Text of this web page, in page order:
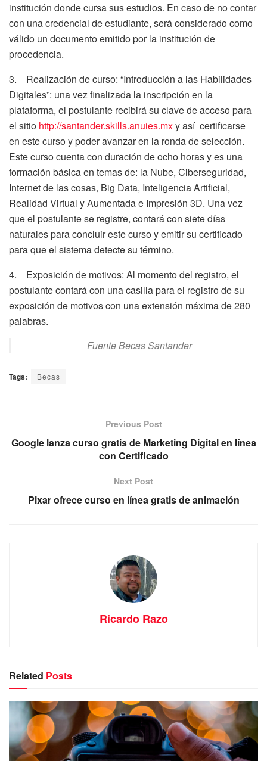
institución donde cursa sus estudios. En caso de no contar
con una credencial de estudiante, será considerado como
válido un documento emitido por la institución de
procedencia.
3. Realización de curso: “Introducción a las Habilidades
Digitales”: una vez finalizada la inscripción en la
plataforma, el postulante recibirá su clave de acceso para
el sitio http://santander.skills.anuies.mxy así certificarse
en este curso y poder avanzar en la ronda de selección.
Este curso cuenta con duración de ocho horas y es una
formación básica en temas de: la Nube, Ciberseguridad,
Internet de las cosas, Big Data, Inteligencia Artificial,
Realidad Virtual y Aumentada e Impresión 3D. Una vez
que el postulante se registre, contará con siete días
naturales para concluir este curso y emitir su certificado
para que el sistema detecte su término.
4. Exposición de motivos: Al momento del registro, el
postulante contará con una casilla para el registro de su
exposición de motivos con una extensión máxima de 280
palabras.
Fuente Becas Santander
Tags: Becas
Previous Post
Google lanza curso gratis de Marketing Digital en línea
con Certificado
Next Post
Pixar ofrece curso en línea gratis de animación
Ricardo Razo
Related Posts